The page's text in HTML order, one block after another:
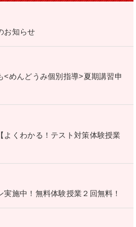
お知らせ
<めんどうみ個別指導>夏期講習申
よくわかる！テスト対策体験授業
実施中！無料体験授業２回無料！